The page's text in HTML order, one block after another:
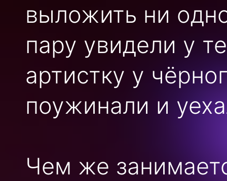
выложить ни
пару увидели у
артистку у
поужинали и
Чем же